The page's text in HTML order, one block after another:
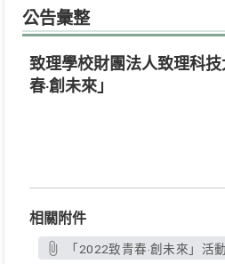
公告彙整
致理學校財團法人致理科
春‧創未來」
相關附件
「2022致青春‧創未來」活